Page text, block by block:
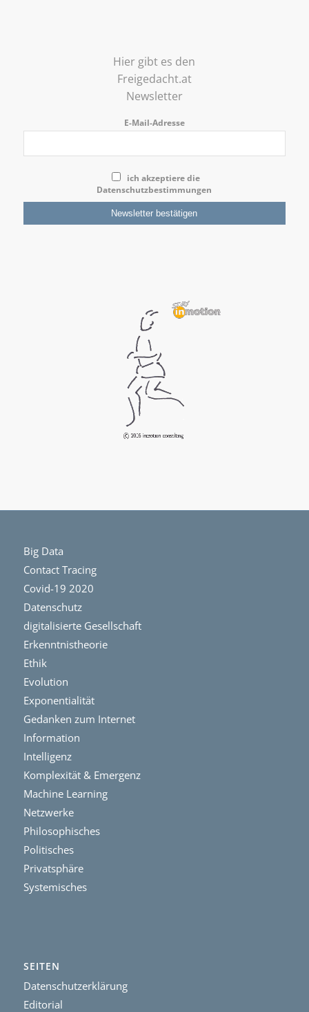
Hier gibt es den
Freigedacht.at
Newsletter
E-Mail-Adresse
ich akzeptiere die
Datenschutzbestimmungen
Big Data
Contact Tracing
Covid-19 2020
Datenschutz
digitalisierte Gesellschaft
Erkenntnistheorie
Ethik
Evolution
Exponentialität
Gedanken zum Internet
Information
Intelligenz
Komplexität & Emergenz
Machine Learning
Netzwerke
Philosophisches
Politisches
Privatsphäre
Systemisches
SEITEN
Datenschutzerklärung
Editorial